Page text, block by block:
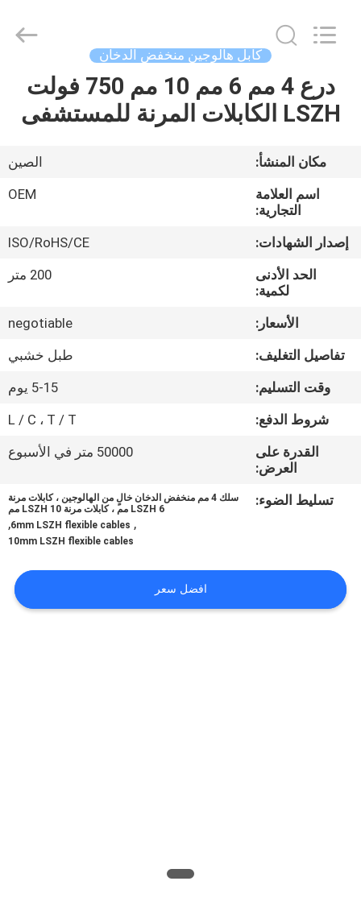
الصفحة
الرئيسية
منتجات
معلومات
عنا
المعمل
مراقبة
الجودة
اقتباس
Management
Services
Reserved.
كابل هالوجين منخفض الدخان
درع 4 مم 6 مم 10 مم 750 فولت
LSZH الكابلات المرنة للمستشفى
مكان المنشأ:
الصين
اسم العلامة
التجارية:
OEM
إصدار الشهادات:
ISO/RoHS/CE
الحد الأدنى
لكمية:
200 متر
الأسعار:
negotiable
تفاصيل التغليف:
طبل خشبي
وقت التسليم:
5-15 يوم
شروط الدفع:
L / C ، T / T
القدرة على
العرض:
50000 متر في الأسبوع
تسليط الضوء:
سلك 4 مم منخفض الدخان خالٍ من الهالوجين ، كابلات مرنة
LSZH 6 مم ، كابلات مرنة LSZH 10 مم
,
6mm LSZH flexible cables
,
10mm LSZH flexible cables
افضل سعر